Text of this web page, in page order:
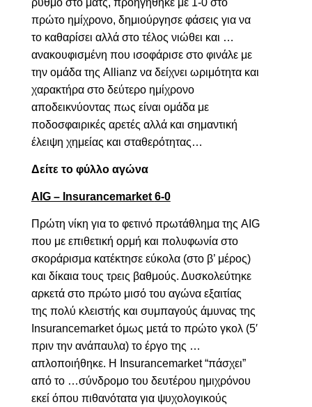
ρυθμό στο ματς, προηγήθηκε με 1-0 στο
πρώτο ημίχρονο, δημιούργησε φάσεις για να
το καθαρίσει αλλά στο τέλος νιώθει και …
ανακουφισμένη που ισοφάρισε στο φινάλε με
την ομάδα της Allianz να δείχνει ωριμότητα και
χαρακτήρα στο δεύτερο ημίχρονο
αποδεικνύοντας πως είναι ομάδα με
ποδοσφαιρικές αρετές αλλά και σημαντική
έλειψη χημείας και σταθερότητας…
Δείτε το φύλλο αγώνα
AIG – Insurancemarket 6-0
Πρώτη νίκη για το φετινό πρωτάθλημα της AIG
που με επιθετική ορμή και πολυφωνία στο
σκοράρισμα κατέκτησε εύκολα (στο β’ μέρος)
και δίκαια τους τρεις βαθμούς. Δυσκολεύτηκε
αρκετά στο πρώτο μισό του αγώνα εξαιτίας
της πολύ κλειστής και συμπαγούς άμυνας της
Insurancemarketόμως μετά το πρώτο γκολ (5′
πριν την ανάπαυλα) το έργο της …
απλοποιήθηκε. Η
Insurancemarket “πάσχει”
από το …σύνδρομο του δευτέρου ημιχρόνου
εκεί όπου πιθανότατα για ψυχολογικούς